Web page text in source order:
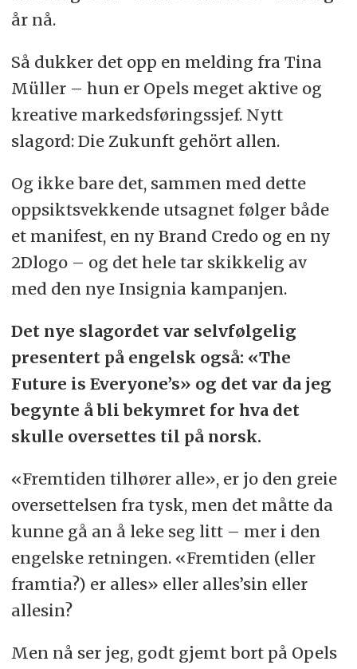
år nå.
Så dukker det opp en melding fra Tina
Müller – hun er Opels meget aktive og
kreative markedsføringssjef. Nytt
slagord: Die Zukunft gehört allen.
Og ikke bare det, sammen med dette
oppsiktsvekkende utsagnet følger både
et manifest, en ny Brand Credo og en ny
2Dlogo – og det hele tar skikkelig av
med den nye Insignia kampanjen.
Det nye slagordet var selvfølgelig
presentert på engelsk også: «The
Future is Everyone’s» og det var da jeg
begynte å bli bekymret for hva det
skulle oversettes til på norsk.
«Fremtiden tilhører alle», er jo den greie
oversettelsen fra tysk, men det måtte da
kunne gå an å leke seg litt – mer i den
engelske retningen. «Fremtiden (eller
framtia?) er alles» eller alles’sin eller
allesin?
Men nå ser jeg, godt gjemt bort på Opels